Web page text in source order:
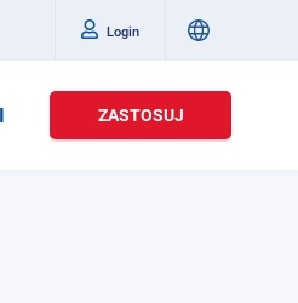
Login
ZASTOSUJ